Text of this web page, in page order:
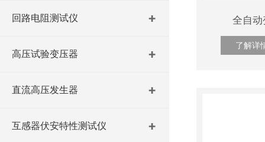
回路电阻测试仪
高压试验变压器
直流高压发生器
互感器伏安特性测试仪
全自
了解详